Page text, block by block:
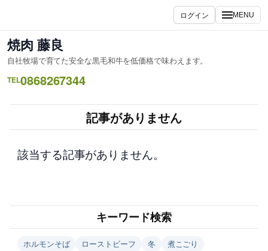
を
ス
キ
ッ
ログイン MENU
焼肉 藤良
自社牧場で育てた安全な黒毛和牛を低価格で味わえます。
TEL0868267344
記事がありません
該当する記事がありません。
キーワード検索
ホルモンそば ローストビーフ 冬 煮こごり